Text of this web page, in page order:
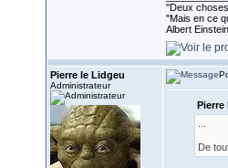
''Deux
"Mais en ce
Albert
Pierre le Lidgeu
Administrateur
Pierre
De